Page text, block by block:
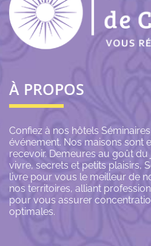
À PROPOS
Confiez à nos hôtels
événement. Nos maisons sont
recevoir. Demeures au goût du
vivre, secrets et petits plaisirs,
livre pour vous le meilleur de
nos territoires, alliant
pour vous assurer
optimales.